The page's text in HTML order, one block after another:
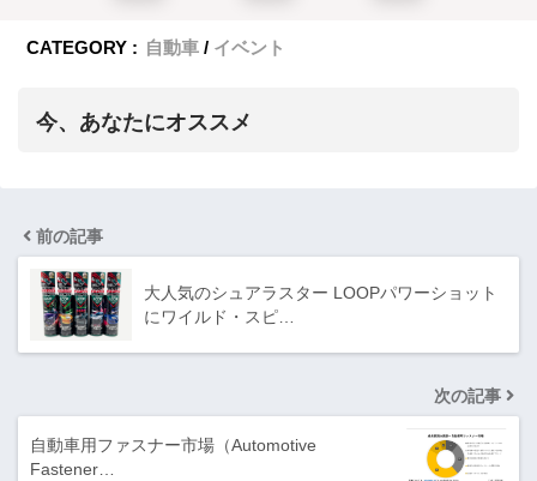
CATEGORY : 自動車 イベント
今、あなたにオススメ
前の記事
大人気のシュアラスター LOOPパワーショット
にワイルド・スピ…
次の記事
自動車用ファスナー市場（Automotive
Fastener…